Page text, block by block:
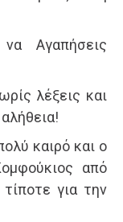
Αγαπήσεις
λέξεις και
καιρό και ο
από
για την